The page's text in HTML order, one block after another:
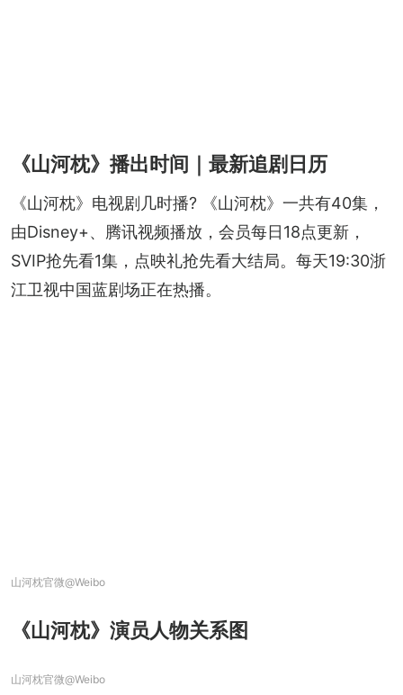
《山河枕》播出时间｜最新追剧日历
《山河枕》电视剧几时播? 《山河枕》一共有40集，
由Disney+、腾讯视频播放，会员每日18点更新，
SVIP抢先看1集，点映礼抢先看大结局。每天19:30浙
江卫视中国蓝剧场正在热播。
山河枕官微@Weibo
《山河枕》演员人物关系图
山河枕官微@Weibo